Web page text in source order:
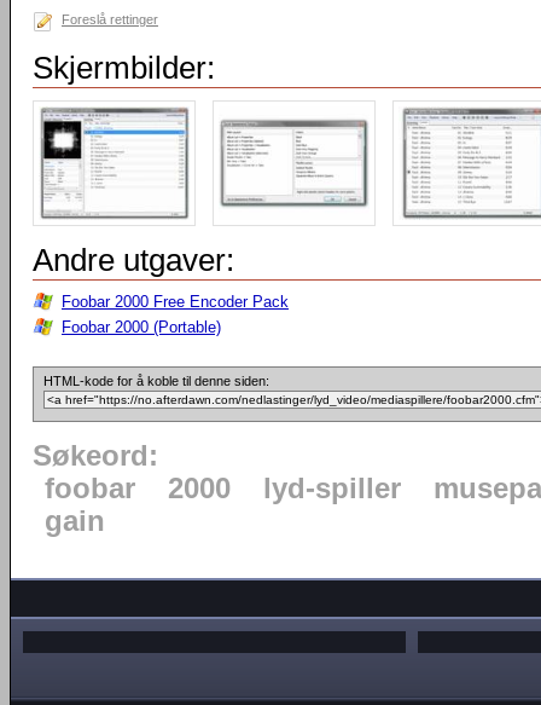
Foreslå rettinger
Skjermbilder:
Andre utgaver:
Foobar 2000 Free Encoder Pack
Foobar 2000 (Portable)
HTML-kode for å koble til denne siden:
Søkeord:
foobar
2000 lyd-spiller
gain